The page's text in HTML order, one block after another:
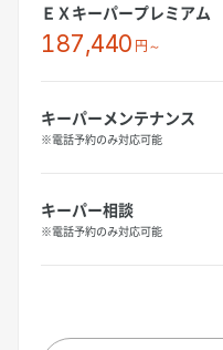
ＥＸキーパープレミアム
187,440 円～
キーパーメンテナンス
※電話予約のみ対応可能
キーパー相談
※電話予約のみ対応可能